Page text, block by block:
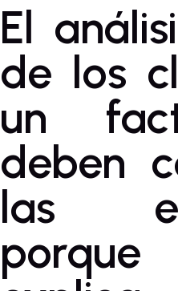
El
de los
un
deben
las